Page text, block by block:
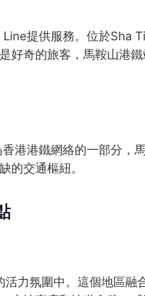
提供服務。位於Sha
好奇的旅客，馬鞍山港
港港鐵網絡的一部分，
的交通樞紐。
活力氛圍中。這個地區融